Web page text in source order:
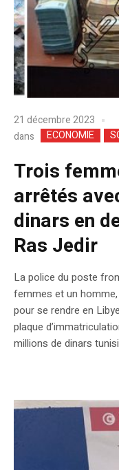
21 décembre 2023
dans
ECONOMIE
Trois
arrêtés
dinars en
Ras Jedir
La police du poste
femmes et un homme,
pour se rendre en
plaque
millions de dinars